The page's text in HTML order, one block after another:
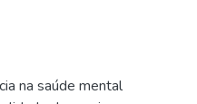
na saúde mental